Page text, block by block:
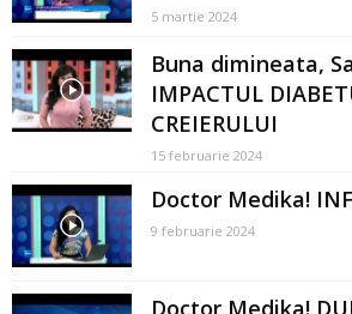
5 martie 2024
Buna dimineata,
IMPACTUL
CREIERULUI
15 februarie 2024
Doctor Medika!
9 februarie 2024
Doctor Medika!